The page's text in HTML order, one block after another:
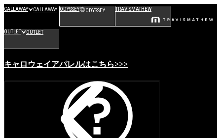
CALLAWAY CALLAWAY ODYSSEY ODYSSEY TRAVISMATHEW
OUTLET OUTLET
キャロウェイアパレルはこちら>>>